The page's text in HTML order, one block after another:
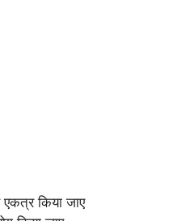
किया जाए